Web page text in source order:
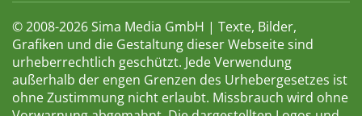
© 2008-2026 Sima Media GmbH | Texte, Bilder,
Grafiken und die Gestaltung dieser Webseite sind
urheberrechtlich geschützt. Jede Verwendung
außerhalb der engen Grenzen des Urhebergesetzes ist
ohne Zustimmung nicht erlaubt. Missbrauch wird ohne